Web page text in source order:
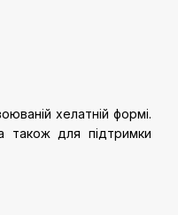
хелатній формі.
також для підтримки